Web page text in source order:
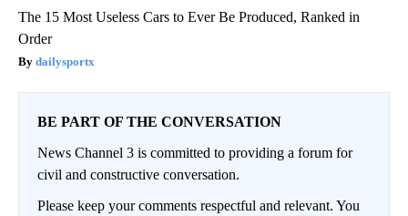
The 15 Most Useless Cars to Ever Be Produced, Ranked in
Order
dailysportx
BE PART OF THE CONVERSATION
News Channel 3 is committed to providing a forum for
civil and constructive conversation.
Please keep your comments respectful and relevant. You